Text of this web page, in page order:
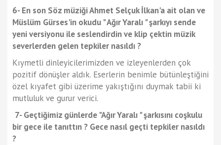
6- En son Söz müziği Ahmet Selçuk İlkan'a ait olan ve
Müslüm Gürses'in okudu " Ağır Yaralı " şarkıyı sende
yeni versiyonu ile seslendirdin ve klip çektin müzik
severlerden gelen tepkiler nasıldı ?
Kıymetli dinleyicilerimizden ve izleyenlerden çok
pozitif dönüşler aldık. Eserlerin benimle bütünleştiğini
özel kıyafet gibi üzerime yakıştığını duymak tabii ki
mutluluk ve gurur verici.
7- Geçtiğimiz günlerde "Ağır Yaralı " şarkısını coşkulu
bir gece ile tanıttın ? Gece nasıl geçti tepkiler nasıldı
?